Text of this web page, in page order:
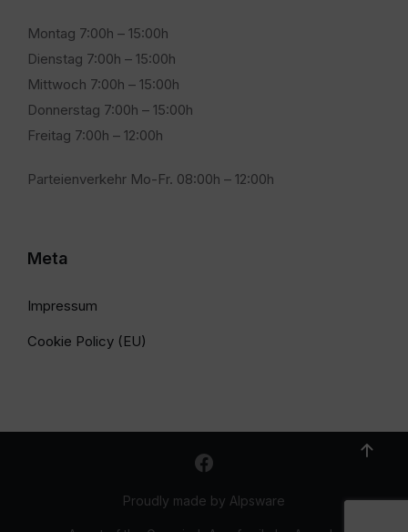
Montag 7:00h – 15:00h
Dienstag 7:00h – 15:00h
Mittwoch 7:00h – 15:00h
Donnerstag 7:00h – 15:00h
Freitag 7:00h – 12:00h
Parteienverkehr Mo-Fr. 08:00h – 12:00h
Meta
Impressum
Cookie Policy (EU)
Proudly made by Alpsware